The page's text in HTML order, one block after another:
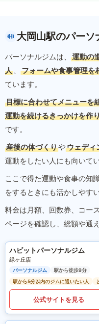
大岡山駅のパーソ
パーソナルジムは、
運動の
人 、 フォームや食事管理を
ています。
目標に合わせてメニューを
運動を続けるきっかけを作
です。
産後の体づくりやウェディ
運動をしたい人にも向いてい
ここで得た運動や食事の知
をするときにも活かしやすい
料金は月額、回数券、コー
ページを確認し、総額や通
ハビットパーソナルジム
緑ヶ丘店
パーソナルジム
駅から徒歩9分
駅から5分以内のジムに通いたい人
公式サイトを見る